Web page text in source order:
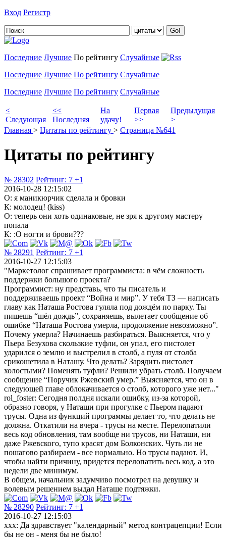
Вход Регистр
Последние Лучшие По рейтингу Случайные
Последние Лучшие По рейтингу Случайные
Последние Лучшие По рейтингу Случайные
<
Следующая
<<
Последняя
На
удачу!
Первая
>>
Предыдущая
>
Главная > Цитаты по рейтингу > Страница №641
Цитаты по рейтингу
№ 28302 Рейтинг: 7 +1
2016-10-28 12:15:02
О: я маникюрчик сделала и бровки
К: молодец! (kiss)
О: теперь они хоть одинаковые, не зря к другому мастеру
попала
К: :O ногти и брови???
№ 28291 Рейтинг: 7 +1
2016-10-27 12:15:03
"Маркетолог спрашивает программиста: в чём сложность
поддержки большого проекта?
Программист: ну представь, что ты писатель и
поддерживаешь проект “Война и мир”. У тебя ТЗ — написать
главу как Наташа Ростова гуляла под дождём по парку. Ты
пишешь “шёл дождь”, сохраняешь, вылетает сообщение об
ошибке “Наташа Ростова умерла, продолжение невозможно”.
Почему умерла? Начинаешь разбираться. Выясняется, что у
Пьера Безухова скользкие туфли, он упал, его пистолет
ударился о землю и выстрелил в столб, а пуля от столба
срикошетила в Наташу. Что делать? Зарядить пистолет
холостыми? Поменять туфли? Решили убрать столб. Получаем
сообщение “Поручик Ржевский умер.” Выясняется, что он в
следующей главе облокачивается о столб, которого уже нет..."
rol_foster: Сегодня полдня искали ошибку, из-за которой,
образно говоря, у Наташи при прогулке с Пьером падают
трусы. Одна из функций программы делает то, что делать не
должна. Откатили на вчера - трусы на месте. Перелопатили
весь код обновления, там вообще ни трусов, ни Наташи, ни
даже Ржевского, тупо красят дом Болконских. Чуть ли не
пошагово разбираем - все нормально. Но трусы падают. И,
чтобы найти причину, придется перелопатить весь код, а это
недели две минимум.
В общем, начальник задумчиво посмотрел на девушку и
волевым решением выдал Наташе подтяжки.
№ 28290 Рейтинг: 7 +1
2016-10-27 12:15:03
xxx: Да здравствует "календарный" метод контрацепции! Если
бы не он - меня бы не было!